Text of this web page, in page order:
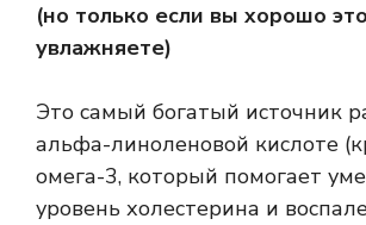
(но только если вы хорошо это
увлажняете)
Это самый богатый источник
альфа-линоленовой кислоте
омега-3, который помогает
уровень холестерина и